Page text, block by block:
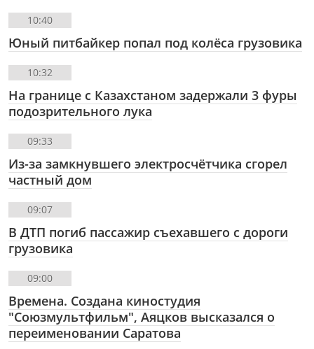
10:40
Юный питбайкер попал под колёса грузовика
10:32
На границе с Казахстаном задержали 3 фуры
подозрительного лука
09:33
Из-за замкнувшего электросчётчика сгорел
частный дом
09:07
В ДТП погиб пассажир съехавшего с дороги
грузовика
09:00
Времена. Создана киностудия
"Союзмультфильм", Аяцков высказался о
переименовании Саратова